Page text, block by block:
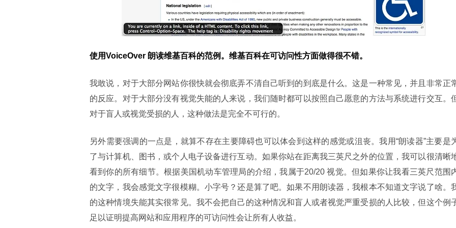
使用VoiceOver 朗读维基百科的范例。维基百科在可访问性方面做得很不错。
我敢说，对于大部分网站你很快就会彻底弄不清自己听到的到底是什么。这是一种常见，并且非常正
的反应。对于大部分没有视觉失能的人来说，我们随时都可以按照自己愿意的方法与系统进行交互。
对于盲人或视觉受损的人，这种做法是完全不可行的。
另外需要强调的一点是，就算不存在主要障碍也可以体会到这样的感觉或沮丧。我用“朗读器”主要是
了与计算机、图书，或个人电子设备进行互动。如果你站在距离我三英尺之外的位置，我可以很清晰
看到你的所有细节。根据美国机动车管理局的介绍，我属于20/20 视觉。但如果你让我看三英尺范围
的文字，我会感觉文字很模糊。小字号？还是算了吧。如果不用朗读器，我根本不知道文字说了啥。
的这种情境失能其实很常见。我不会把自己的这种情况和盲人或者视觉严重受损的人比较，但这个例
足以证明提高网站和应用程序的可访问性会让所有人收益。